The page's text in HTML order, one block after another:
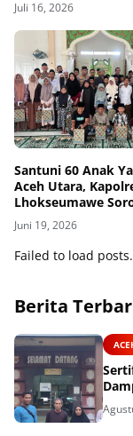
Juli 16, 2026
Santuni 60 Anak
Aceh Utara,
Lhokseumawe
Dukungan
Juni 19, 2026
Failed to load posts.
Berita